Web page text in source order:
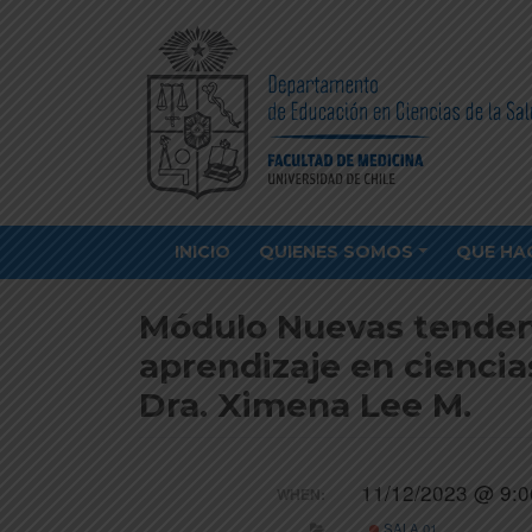
INICIO QUIENES SOMOS QUE
Módulo Nuevas
aprendizaje en
Dra. Ximena Lee M.
WHEN: 11/12/2023 @